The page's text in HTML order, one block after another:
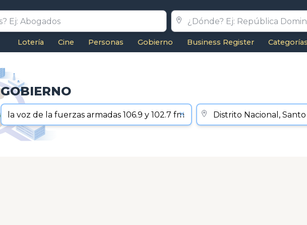
Lotería Cine Personas Gobierno Business Register
GOBIERNO